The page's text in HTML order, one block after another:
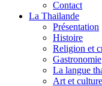
Contact
La Thailande
Présentation
Histoire
Religion et
Gastronomie
La langue
Art et culture